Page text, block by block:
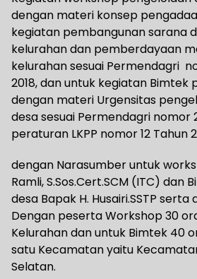
dengan materi konsep
kegiatan pembangunan sarana
kelurahan dan pemberdayaan
kelurahan sesuai Permendagri
2018, dan untuk kegiatan Bimtek
dengan materi Urgensitas
desa sesuai Permendagri nomor
peraturan LKPP nomor 12 Tahun
dengan Narasumber untuk
Ramli, S.Sos.Cert.SCM (ITC) dan
desa Bapak H. Husairi.SSTP serta
Dengan peserta Workshop 30
Kelurahan dan untuk Bimtek 40
satu Kecamatan yaitu
Selatan.